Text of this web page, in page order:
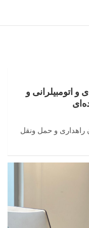
اتومبیلرانی و
راهداری و حمل ونقل